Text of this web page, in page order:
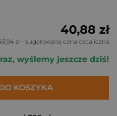
40,88 zł
zł - sugerowana cena detaliczna
wyślemy jeszcze dziś!
KOSZYKA